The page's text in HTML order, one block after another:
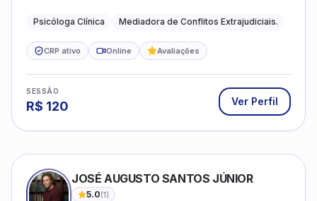
relacionamentos - Autoestima -
Psicóloga Clínica Mediadora de Conflitos Extrajudiciais.
CRP ativo Online Avaliações
SESSÃO
R$ 120 Ver Perfil
JOSÉ AUGUSTO SANTOS JÚNIOR
5.0(1)